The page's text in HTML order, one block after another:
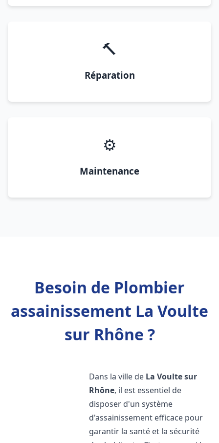
🔨
Réparation
⚙️
Maintenance
Besoin de Plombier
assainissement La Voulte
sur Rhône ?
Dans la ville de La Voulte sur
Rhône, il est essentiel de
disposer d'un système
d'assainissement efficace pour
garantir la santé et la sécurité